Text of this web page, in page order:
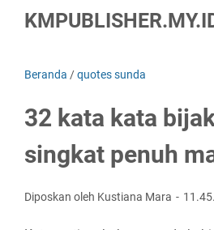
Beranda /quotes sunda
32 kata kata
singkat penuh
Diposkan oleh Kustiana Mara